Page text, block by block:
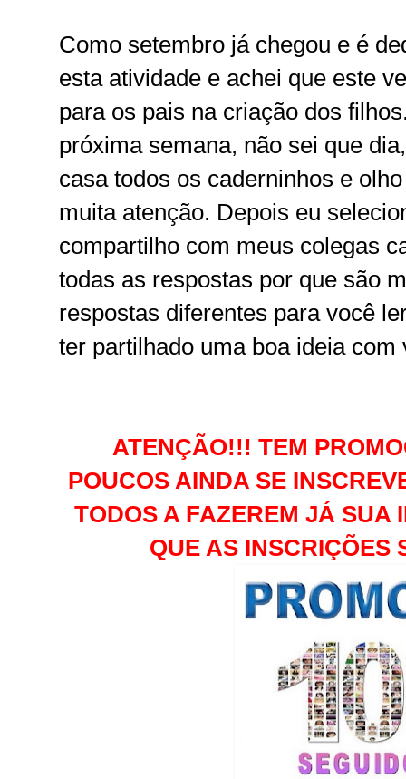
Como setembro já chegou e é
esta atividade e achei que este
para os pais na criação dos
próxima semana, não sei que
casa todos os caderninhos e
muita atenção. Depois eu
compartilho com meus colegas
todas as respostas por que são
respostas diferentes para você
ter partilhado uma boa ideia com
ATENÇÃO!!! TEM
POUCOS AINDA SE
TODOS A FAZEREM JÁ SUA
QUE AS INSCRIÇÕES